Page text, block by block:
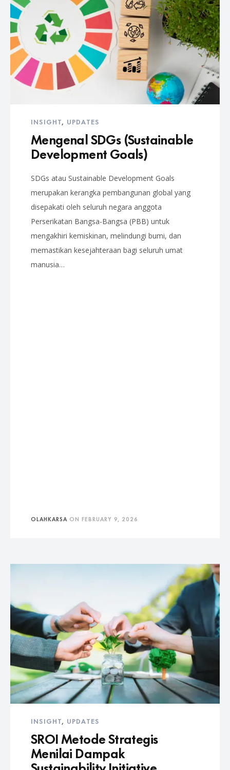
INSIGHT, UPDATES
Mengenal SDGs (Sustainable
Development Goals)
SDGs atau Sustainable Development Goals
merupakan kerangka pembangunan global yang
disepakati oleh seluruh negara anggota
Perserikatan Bangsa-Bangsa (PBB) untuk
mengakhiri kemiskinan, melindungi bumi, dan
memastikan kesejahteraan bagi seluruh umat
manusia…
OLAHKARSA ON FEBRUARY 9, 2026
INSIGHT, UPDATES
SROI Metode Strategis
Menilai Dampak